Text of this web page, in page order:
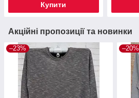
Купити
Акційні пропозиції та новинки
–23% –20%